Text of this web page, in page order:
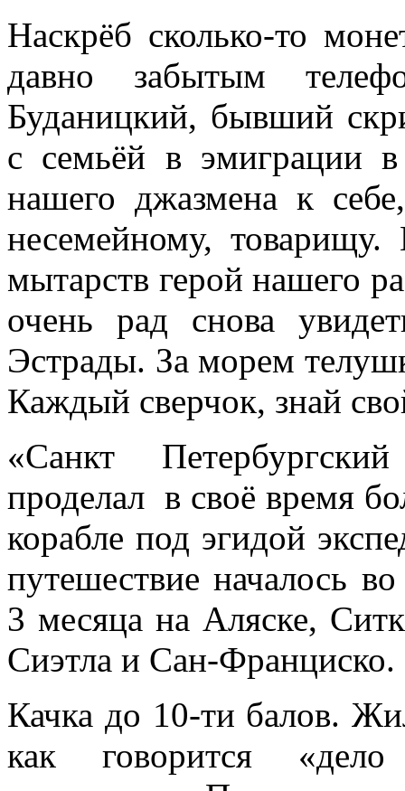
Наскрёб сколько-то
давно забытым
Буданицкий, бывший
с семьёй в эмиграции
нашего джазмена к
несемейному,
мытарств герой нашего
очень рад снова
Эстрады. За морем
Каждый сверчок, знай
«Санкт
проделал в своё время
корабле под эгидой
путешествие началось
3 месяца на Аляске,
Сиэтла и Сан-Франциско.
Качка до 10-ти балов.
как говорится